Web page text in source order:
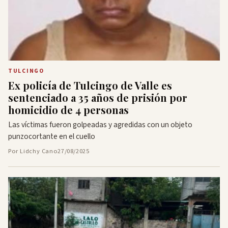
TULCINGO
Ex policía de Tulcingo de Valle es
sentenciado a 35 años de prisión por
homicidio de 4 personas
Las víctimas fueron golpeadas y agredidas con un objeto
punzocortante en el cuello
Por Lidchy Cano27/08/2025